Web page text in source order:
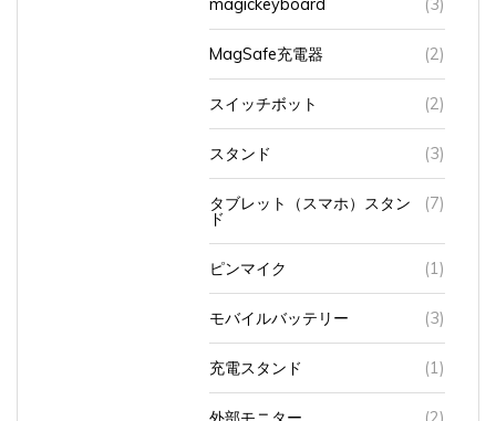
MagSafe充電器 (2)
スイッチボット (2)
スタンド (3)
タブレット（スマホ）スタン
ド
(7)
ピンマイク (1)
モバイルバッテリー (3)
充電スタンド (1)
外部モニター (2)